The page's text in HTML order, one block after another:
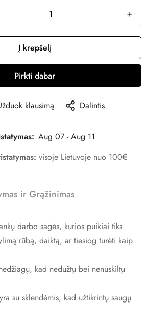
Į krepšelį
Pirkti dabar
klausimą Dalintis
Aug 07 - Aug 11
visoje Lietuvoje nuo 100€
ir Grąžinimas
darbo sagės, kurios puikiai tiks
rūbą, daiktą, ar tiesiog turėti kaip
kad nedužtų bei nenuskiltų
su sklendėmis, kad užtikrintų saugų